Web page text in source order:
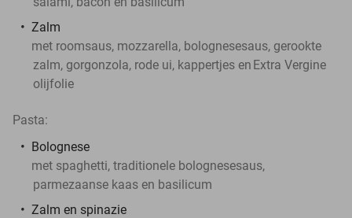
Zalm
met roomsaus, mozzarella, bolognesesaus, gerookte
zalm, gorgonzola, rode ui, kappertjes enExtra Vergine
olijfolie
Pasta:
Bolognese
met spaghetti, traditionele bolognesesaus,
parmezaanse kaas en basilicum
Zalm en spinazie